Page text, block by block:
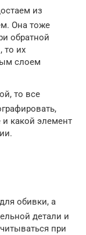
из
Она тоже
обратной
то их
слоем
то все
и какой элемент
обивки, а
детали и
при